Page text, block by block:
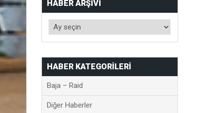
HABER ARŞIVI
HABER KATEGORILERI
Baja – Raid
Diğer Haberler